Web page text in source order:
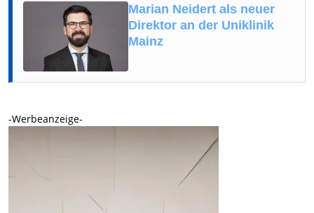
Marian Neidert als neuer
Direktor an der Uniklinik
Mainz
-Werbeanzeige-